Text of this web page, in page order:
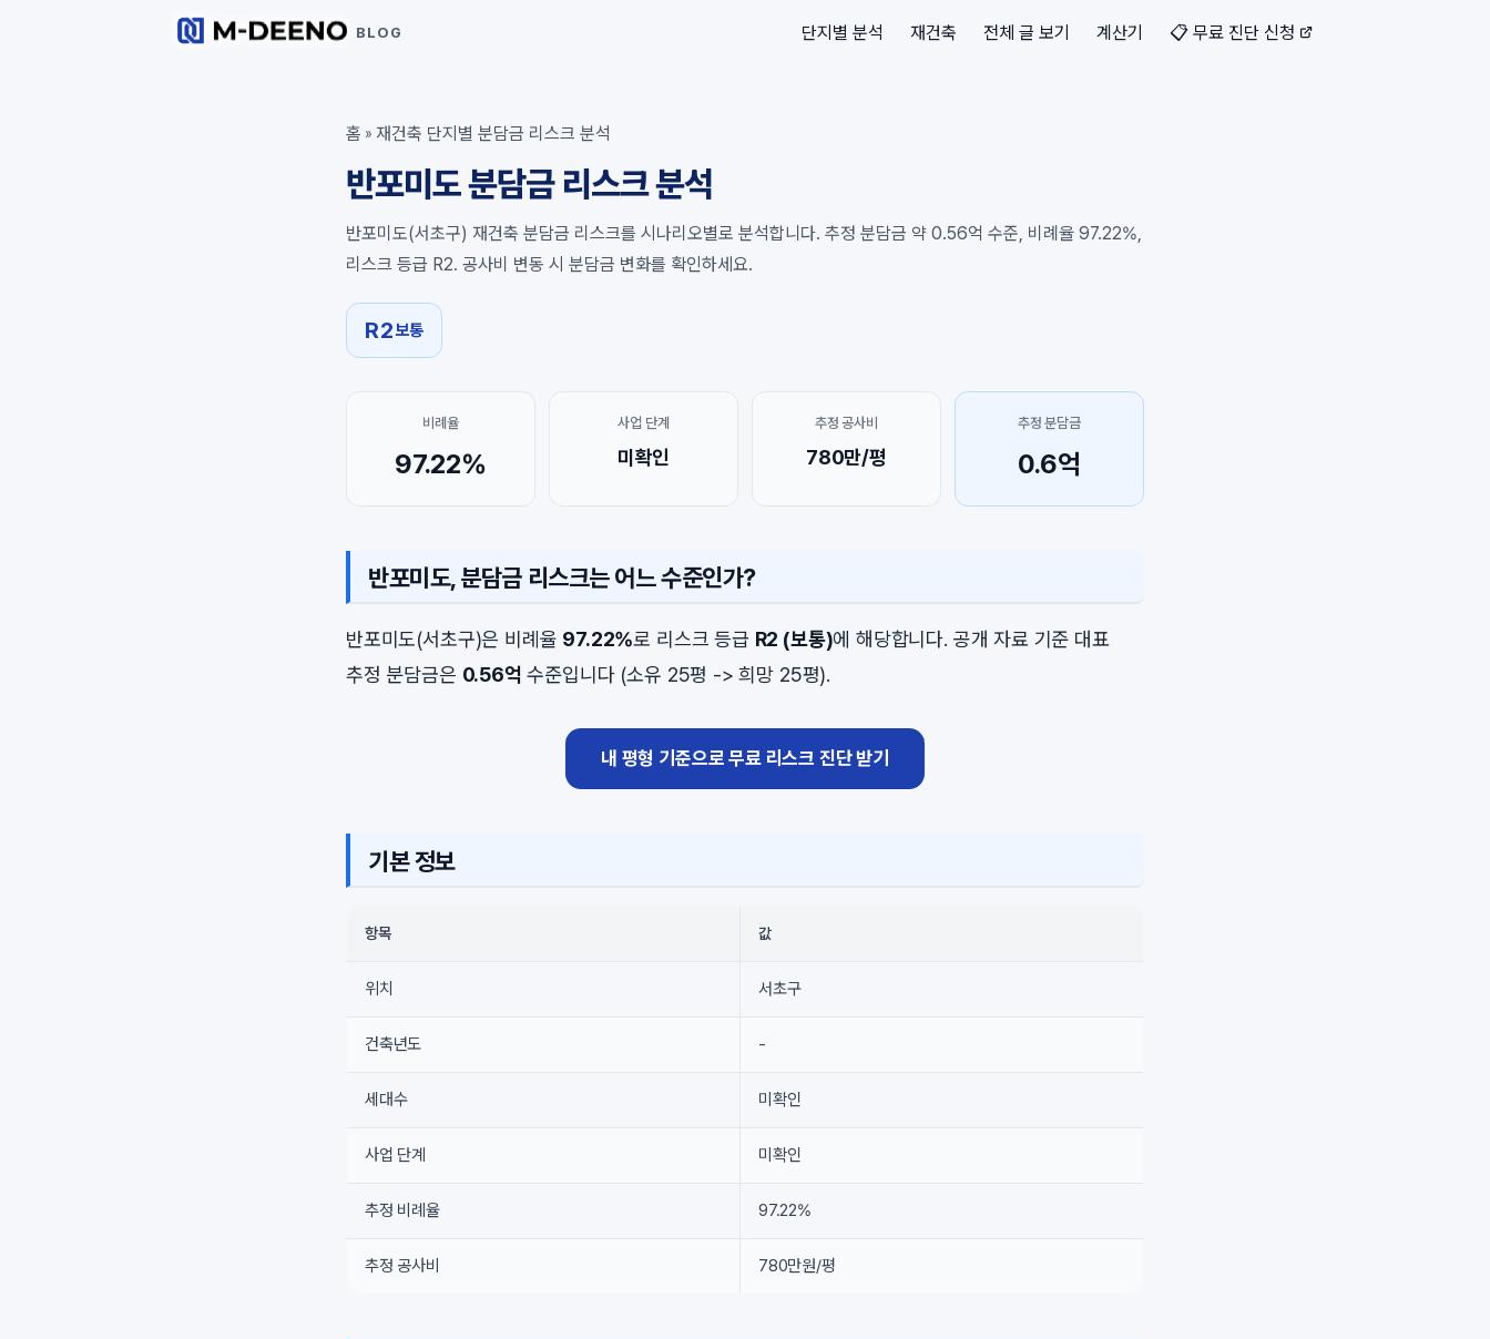
BLOG 단지별 분석 재건축 전체 글 보기 계산기 📋 무료 진단 신청
홈 » 재건축 단지별 분담금 리스크 분석
반포미도 분담금 리스크 분석
반포미도(서초구) 재건축 분담금 리스크를 시나리오별로 분석합니다. 추정 분담금 약 0.56억 수준, 비례율 97.22%,
리스크 등급 R2. 공사비 변동 시 분담금 변화를 확인하세요.
R2보통
비례율
97.22%
사업 단계
미확인
추정 공사비
780만/평
추정 분담금
0.6억
반포미도, 분담금 리스크는 어느 수준인가?
반포미도(서초구)은 비례율 97.22%로 리스크 등급 R2 (보통)에 해당합니다. 공개 자료 기준 대표
추정 분담금은 0.56억 수준입니다 (소유 25평 -> 희망 25평).
내 평형 기준으로 무료 리스크 진단 받기
기본 정보
항목 값
위치 서초구
건축년도 -
세대수 미확인
사업 단계 미확인
추정 비례율 97.22%
추정 공사비 780만원/평